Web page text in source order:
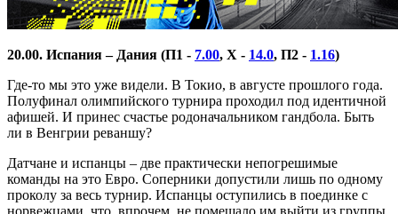
20.00. Испания – Дания (П1 - 7.00, Х - 14.0, П2 - 1.16)
Где-то мы это уже видели. В Токио, в августе прошлого года.
Полуфинал олимпийского турнира проходил под идентичной
афишей. И принес счастье родоначальником гандбола. Быть
ли в Венгрии реваншу?
Датчане и испанцы – две практически непогрешимые
команды на это Евро. Соперники допустили лишь по одному
проколу за весь турнир. Испанцы оступились в поединке с
норвежцами, что, впрочем, не помешало им выйти из группы